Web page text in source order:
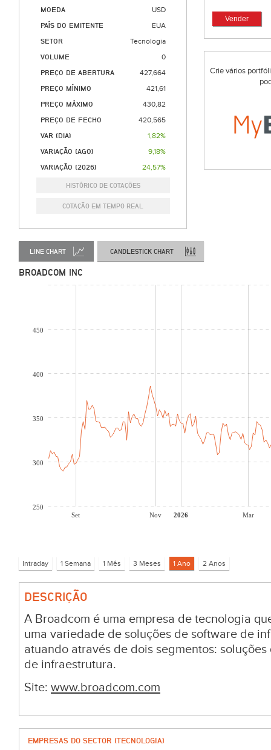
MOEDA USD
PAÍS DO EMITENTE EUA
SETOR Tecnologia
VOLUME 0
PREÇO DE ABERTURA 427,664
PREÇO MÍNIMO 421,61
PREÇO MÁXIMO 430,82
PREÇO DE FECHO 420,565
VAR (DIA) 1,82%
VARIAÇÃO (AGO) 9,18%
VARIAÇÃO (2026) 24,57%
HISTÓRICO DE COTAÇÕES
COTAÇÃO EM TEMPO REAL
Vender
Crie vários
LINE CHART CANDLESTICK CHART
BROADCOM INC
Set Nov 2026 Mar
250
300
350
400
450
DESCRIÇÃO
A Broadcom é uma empresa de tecnologia
uma variedade de soluções de software de
atuando através de dois segmentos:
de infraestrutura.
Site: www.broadcom.com
EMPRESAS DO SECTOR (TECNOLOGIA)